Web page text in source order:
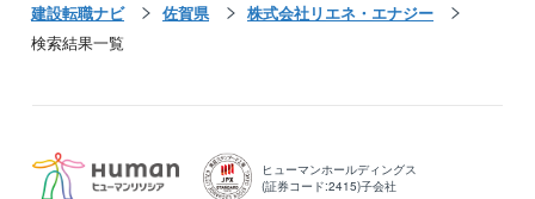
建設転職ナビ 佐賀県
株式会社リエネ・エナジー
検索結果一覧
ヒューマンホールディングス
(証券コード:2415)子会社